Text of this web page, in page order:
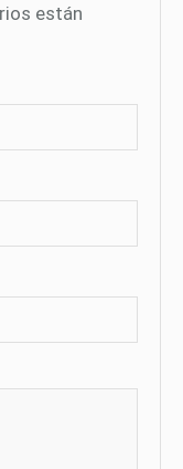
están